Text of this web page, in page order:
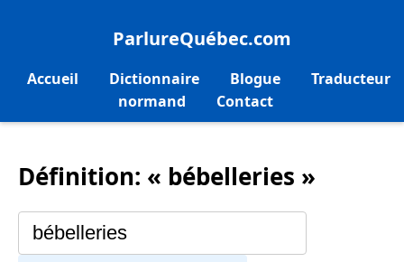
ParlureQuébec.com
Accueil Dictionnaire Blogue
Traducteur
normand
Contact
Définition: « bébelleries »